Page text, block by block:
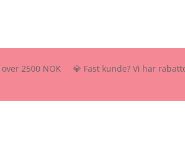
2500 NOK 💎 Fast kunde? Vi har